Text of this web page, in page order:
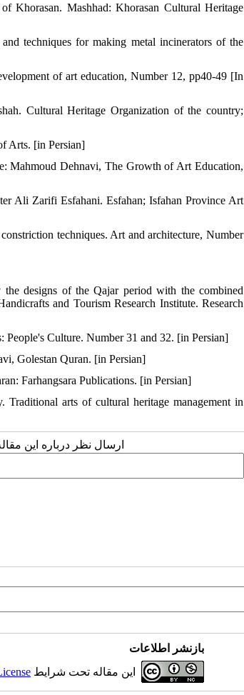
Khorasan. Mashhad: Khorasan Cultural Heritage
techniques for making metal incinerators of the
of art education, Number 12, pp40-49 [In
Cultural Heritage Organization of the country;
Arts. [in Persian]
Mahmoud Dehnavi, The Growth of Art Education,
Ali Zarifi Esfahani. Esfahan; Isfahan Province Art
techniques. Art and architecture, Number
designs of the Qajar period with the combined
and Tourism Research Institute. Research
People's Culture. Number 31 and 32. [in Persian]
Golestan Quran. [in Persian]
Farhangsara Publications. [in Persian]
arts of cultural heritage management in
ارسال نظر درباره این
بازنشر اطلاعات
این مقاله تحت شرایط